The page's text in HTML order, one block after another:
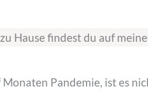
Hause findest du auf
Pandemie, ist es